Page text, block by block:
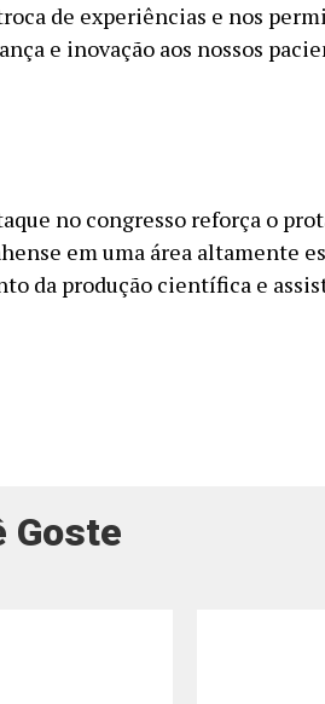
de experiências e nos
e inovação aos nossos
no congresso reforça o
em uma área altamente
da produção científica e
Goste